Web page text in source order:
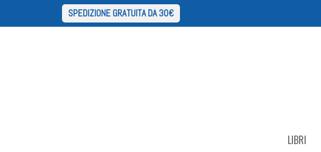
SPEDIZIONE GRATUITA DA 30€
LIBRI